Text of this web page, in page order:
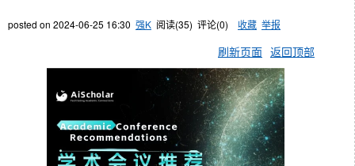
posted on 2024-06-25 16:30 强K 阅读(35) 评论(0) 收藏 举报
刷新页面 返回顶部